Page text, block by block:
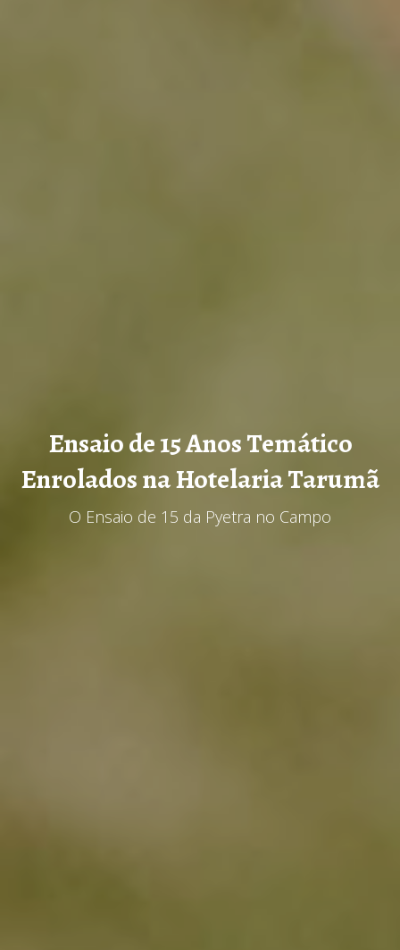
Ensaio de 15 Anos Temático
Enrolados na Hotelaria Tarumã
O Ensaio de 15 da Pyetra no Campo